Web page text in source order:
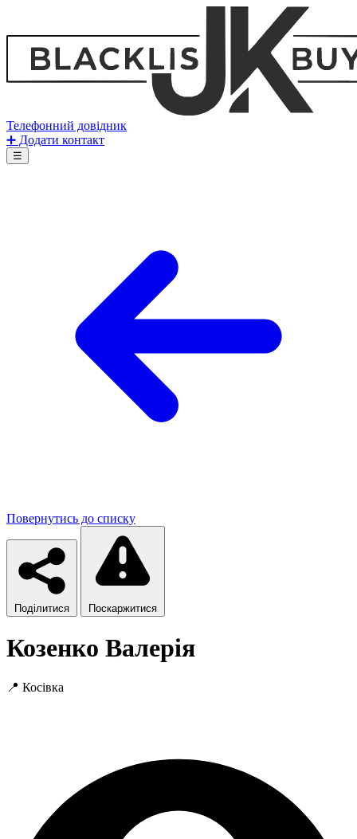
Телефонний довідник
➕ Додати контакт
☰
Повернутись до списку
Поділитися Поскаржитися
Козенко Валерія
📍 Косівка